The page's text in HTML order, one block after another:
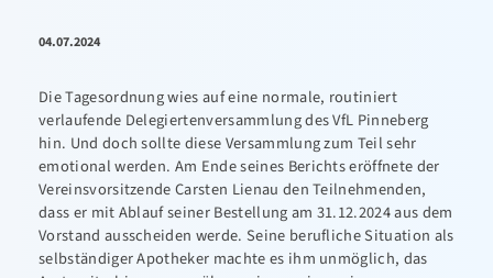
04.07.2024
Die Tagesordnung wies auf eine normale, routiniert
verlaufende Delegiertenversammlung des VfL Pinneberg
hin. Und doch sollte diese Versammlung zum Teil sehr
emotional werden. Am Ende seines Berichts eröffnete der
Vereinsvorsitzende Carsten Lienau den Teilnehmenden,
dass er mit Ablauf seiner Bestellung am 31.12.2024 aus dem
Vorstand ausscheiden werde. Seine berufliche Situation als
selbständiger Apotheker machte es ihm unmöglich, das